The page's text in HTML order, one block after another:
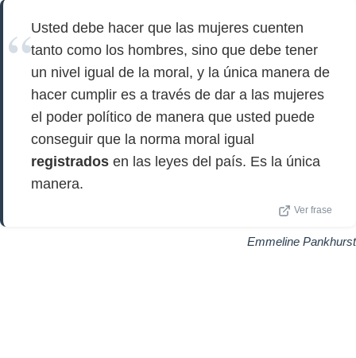
Usted debe hacer que las mujeres cuenten
tanto como los hombres, sino que debe tener
un nivel igual de la moral, y la única manera de
hacer cumplir es a través de dar a las mujeres
el poder político de manera que usted puede
conseguir que la norma moral igual
registrados en las leyes del país. Es la única
manera.
Ver frase
Emmeline Pankhurst